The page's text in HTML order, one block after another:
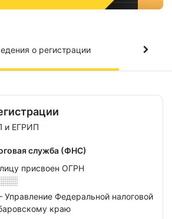
о регистрации
и ЕГРИП
служба (ФНС)
присвоен ОГРН
Управление Федеральной налоговой
краю